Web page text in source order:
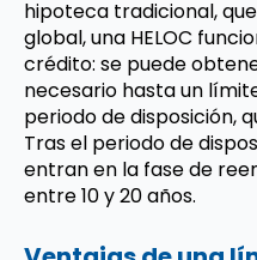
hipoteca tradicional,
global, una HELOC
crédito: se puede
necesario hasta un
periodo de disposición,
Tras el periodo de
entran en la fase de
entre 10 y 20 años.